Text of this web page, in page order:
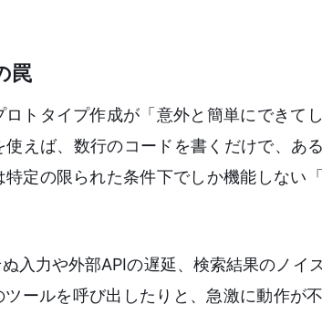
罠
トタイプ作成が「意外と簡単にできて
えば、数行のコードを書くだけで、あ
定の限られた条件下でしか機能しない
入力や外部APIの遅延、検索結果のノイ
ールを呼び出したりと、急激に動作が